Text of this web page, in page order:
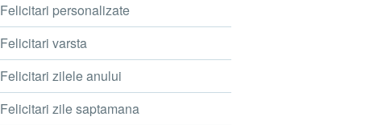
Felicitari personalizate
Felicitari varsta
Felicitari zilele anului
Felicitari zile saptamana